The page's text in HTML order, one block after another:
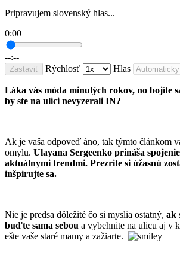
Pripravujem slovenský hlas...
0:00
--:--
Zastaviť Rýchlosť Hlas
Láka vás móda minulých rokov, no bojíte
by ste na ulici nevyzerali IN?
Ak je vaša odpoveď áno, tak týmto článkom
omylu. Ulayana Sergeenko prináša
aktuálnymi trendmi. Prezrite si úžasnú
inšpirujte sa.
Nie je predsa dôležité čo si myslia ostatný, ak
buďte sama sebou a vybehnite na ulicu aj v
ešte vaše staré mamy a zažiarte.